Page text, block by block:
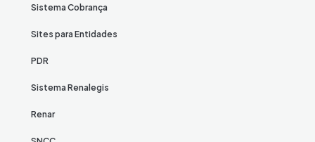
Sistema Cobrança
Sites para Entidades
PDR
Sistema Renalegis
Renar